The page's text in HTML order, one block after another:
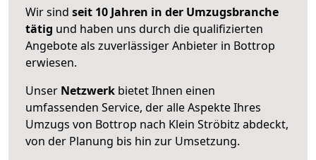
Wir sind seit 10 Jahren in der Umzugsbranche
tätig und haben uns durch die qualifizierten
Angebote als zuverlässiger Anbieter in Bottrop
erwiesen.
Unser Netzwerk bietet Ihnen einen
umfassenden Service, der alle Aspekte Ihres
Umzugs von Bottrop nach Klein Ströbitz abdeckt,
von der Planung bis hin zur Umsetzung.